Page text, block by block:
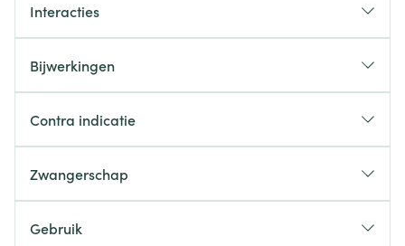
Interacties
Bijwerkingen
Contra indicatie
Zwangerschap
Gebruik